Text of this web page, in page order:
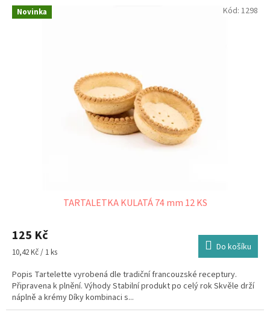
Novinka
TARTALETKA KULATÁ 74 mm 12 KS
125 Kč
Měrná
10,42 Kč / 1 ks Do košíku
Popis Tartelette vyrobená dle tradiční francouzské receptury.
Připravena k plnění. Výhody Stabilní produkt po celý rok Skvěle drží
náplně a krémy Díky kombinaci s...
Kód: 1298